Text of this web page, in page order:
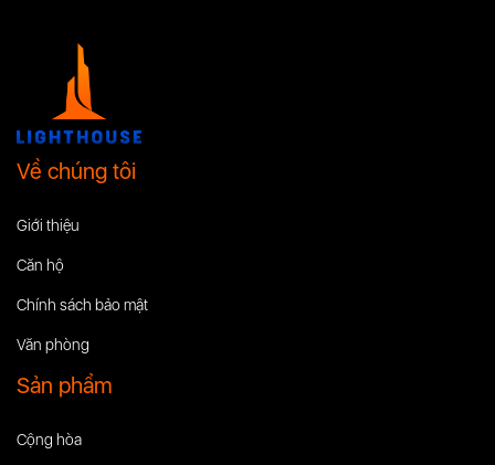
Về chúng tôi
Giới thiệu
Căn hộ
Chính sách bảo mật
Văn phòng
Sản phẩm
Cộng hòa